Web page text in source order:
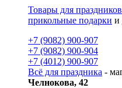
Товары для
прикольные подарки и
+7 (9082) 900-907
+7 (9082) 900-904
+7 (4012) 900-907
Всё для праздника -
Челнокова, 42